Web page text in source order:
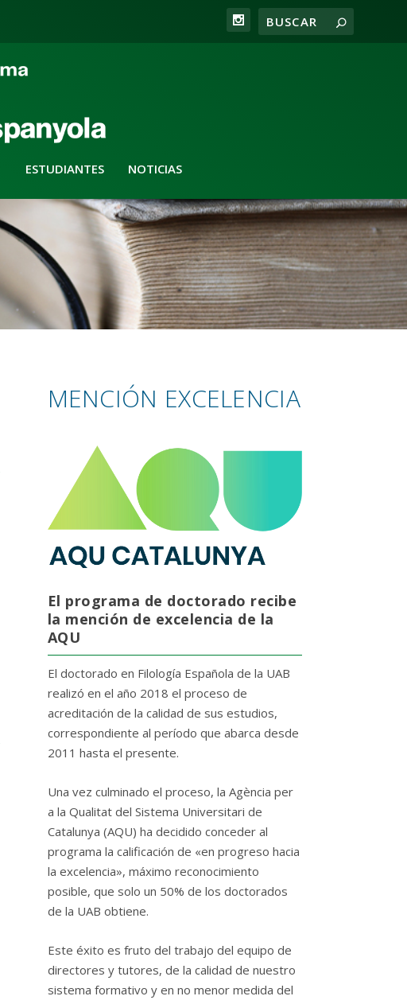
ESTUDIANTES NOTICIAS
MENCIÓN EXCELENCIA
El programa de doctorado recibe
la mención de excelencia de la
AQU
El doctorado en Filología Española de la UAB
realizó en el año 2018 el proceso de
acreditación de la calidad de sus estudios,
correspondiente al período que abarca desde
2011 hasta el presente.
Una vez culminado el proceso, la Agència per
a la Qualitat del Sistema Universitari de
Catalunya (AQU) ha decidido conceder al
programa la calificación de «en progreso hacia
la excelencia», máximo reconocimiento
posible, que solo un 50% de los doctorados
de la UAB obtiene.
Este éxito es fruto del trabajo del equipo de
directores y tutores, de la calidad de nuestro
sistema formativo y en no menor medida del